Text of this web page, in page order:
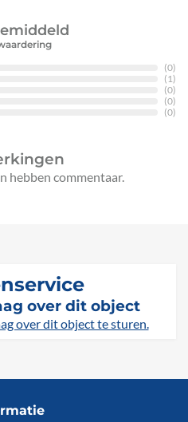
(0)
(1)
(0)
(0)
(0)
hebben commentaar.
over dit object
over dit object te sturen.